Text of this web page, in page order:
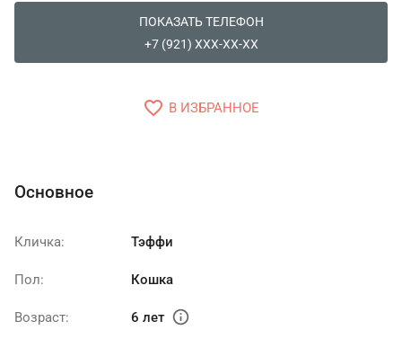
ПОКАЗАТЬ ТЕЛЕФОН
+7 (921) XXX-XX-XX
favorite_border В ИЗБРАННОЕ
Основное
Кличка: Тэффи
Пол: Кошка
Возраст: 6 лет info